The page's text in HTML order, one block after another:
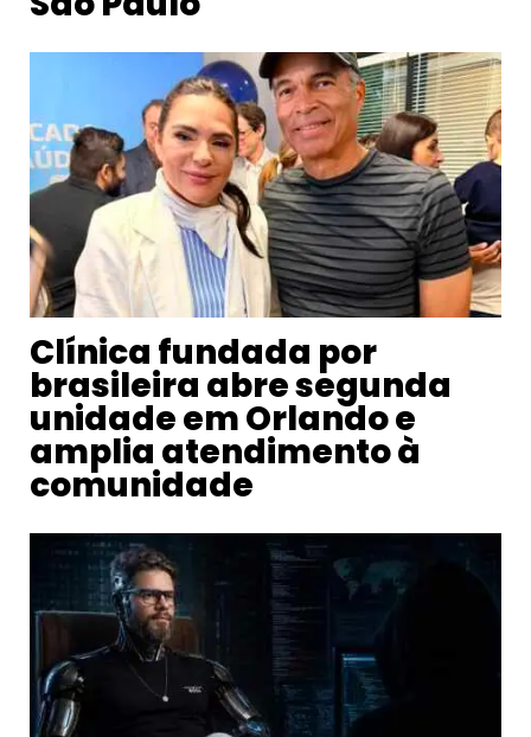
Clínica fundada por
brasileira abre segunda
unidade em Orlando e
amplia atendimento à
comunidade